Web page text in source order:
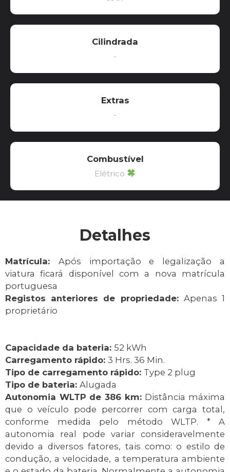
Cilindrada
-
Extras
-
Combustível
Elétrico
Detalhes
Matrícula: Após importação e legalização a
viatura ficará disponível com a nova matrícula
portuguesa
Registos anteriores de propriedade: Apenas 1
proprietário
Capacidade da bateria: 52 kWh
Carregamento rápido: 3 Hrs. 36 Min.
Tipo de carregamento rápido: Type 2 plug
Tipo de bateria: Alugada
Autonomia WLTP de 386 km: Distância máxima
que o veículo pode percorrer com carga total,
conforme medida pelo método WLTP. * A
autonomia real pode variar consideravelmente
devido a diversos fatores, tais como: o estilo de
condução, a velocidade, a temperatura ambiente